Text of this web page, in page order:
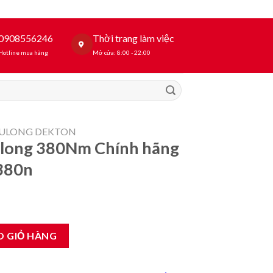
mua hàng
Thời trang làm việc
Mở cửa: 8:00 - 22:00
DEKTON
380Nm Chính hãng
hãng Dekton M21-iw 380n số lượng
GIỎ HÀNG